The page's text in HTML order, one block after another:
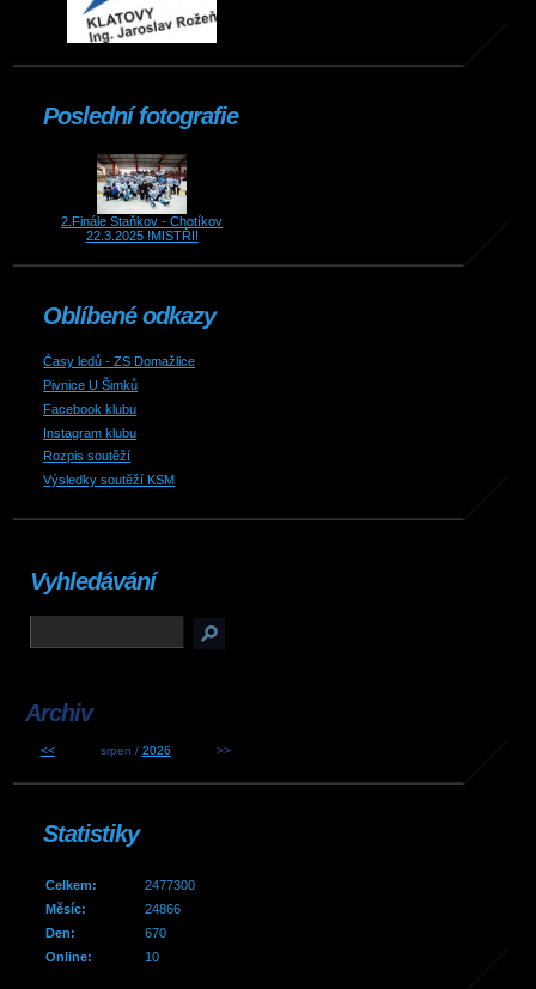
Poslední fotografie
2.Finále Staňkov - Chotíkov
22.3.2025 !MISTŘI!
Oblíbené odkazy
Časy ledů - ZS Domažlice
Pivnice U Šimků
Facebook klubu
Instagram klubu
Rozpis soutěží
Výsledky soutěží KSM
Vyhledávání
Archiv
<< srpen / 2026 >>
Statistiky
Online: 10
Celkem:
2477300
Měsíc:
24866
Den:
670